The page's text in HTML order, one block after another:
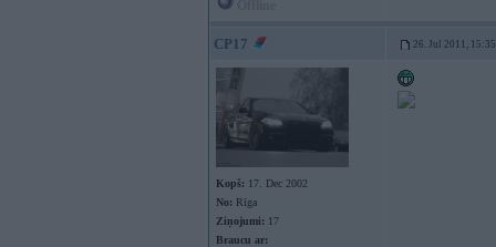
CP17 26. Jul 2011, 15:35
Kopš: 17. Dec 2002
No: Rīga
Ziņojumi: 17
Braucu ar: